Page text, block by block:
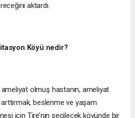
aktardı.
Köyü nedir?
olmuş hastanın, ameliyat
beslenme ve yaşam
için Tire’nin seçilecek köyünde bir